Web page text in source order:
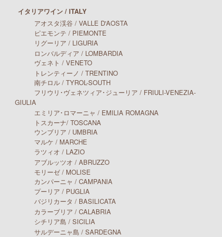
イタリアワイン / ITALY
アオスタ渓谷 / VALLE D'AOSTA
ピエモンテ / PIEMONTE
リグーリア / LIGURIA
ロンバルディア / LOMBARDIA
ヴェネト / VENETO
トレンティーノ / TRENTINO
南チロル / TYROL-SOUTH
フリウリ･ヴェネツィア･ジューリア / FRIULI-VENEZIA-
GIULIA
エミリア･ロマーニャ / EMILIA ROMAGNA
トスカーナ/ TOSCANA
ウンブリア / UMBRIA
マルケ / MARCHE
ラツィオ / LAZIO
アブルッツオ / ABRUZZO
モリーゼ / MOLISE
カンパーニャ / CAMPANIA
プーリア / PUGLIA
バジリカータ / BASILICATA
カラーブリア / CALABRIA
シチリア島 / SICILIA
サルデーニャ島 / SARDEGNA